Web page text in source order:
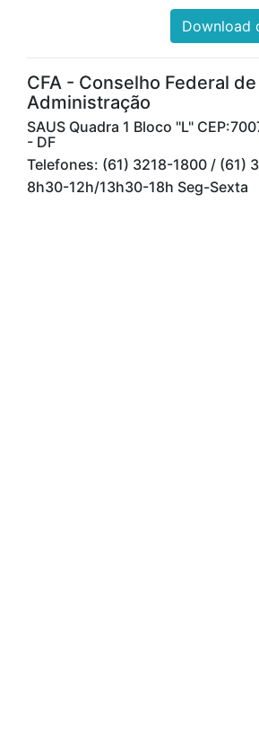
Download
CFA - Conselho Federal de
Administração
SAUS Quadra 1 Bloco "L"
- DF
Telefones: (61) 3218-1800 / (61)
8h30-12h/13h30-18h Seg-Sexta